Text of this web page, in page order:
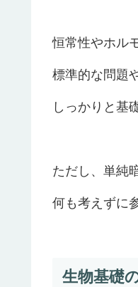
恒常性やホル
標準的な問題
しっかりと基
ただし、単純
何も考えずに
生物基礎